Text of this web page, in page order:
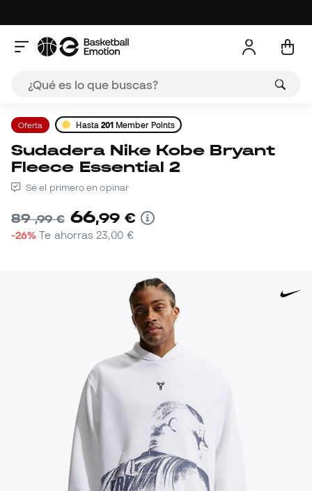
Oferta Hasta 201 Member Points
Sudadera Nike Kobe Bryant
Fleece Essential 2
Sé el primero en opinar
89,99 € 66,99 €
-26% Te ahorras 23,00 €